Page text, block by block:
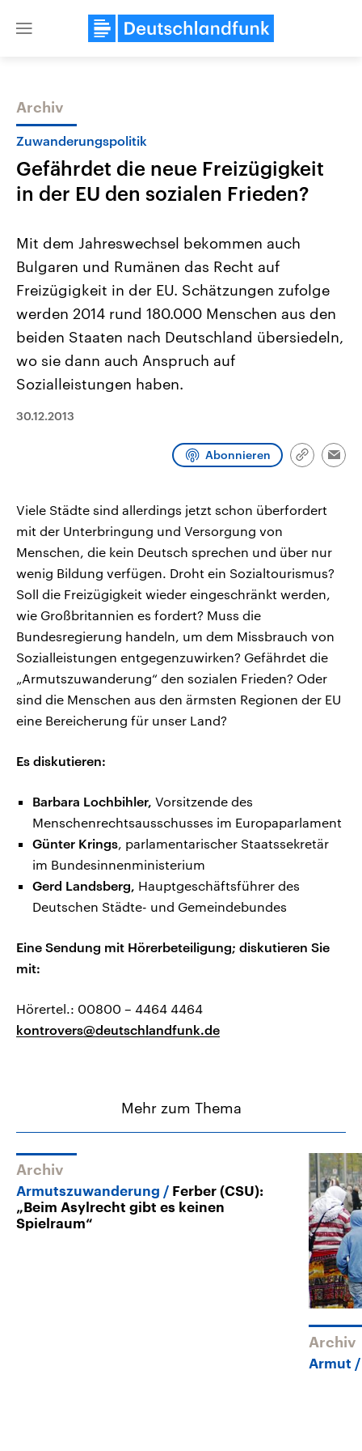
Close
Themen
Landtagswahl Sachsen-Anhalt
2026
Alle Informationen
Sachsen-Anhalt wählt am 6.
September 2026 einen neuen
Landtag. Seit 2021 wird das
Bundesland von einer Koalition aus
Umfragen, Prognosen,
und Hintergründe zu den Parteien
und Kandidaten der anstehenden
Aktuelle Beiträge,
Hintergründe
Wirtschaftlich und
gehören die Vereinigten
den mächtigsten Ländern
mit großem Einfluss auf
Sendungen
Archiv
Zuwanderungspolitik
Gefährdet die neue Freizügigkeit
in der EU den sozialen Frieden?
Mit dem Jahreswechsel bekommen auch
Bulgaren und Rumänen das Recht auf
Freizügigkeit in der EU. Schätzungen zufolge
werden 2014 rund 180.000 Menschen aus den
beiden Staaten nach Deutschland übersiedeln,
wo sie dann auch Anspruch auf
Sozialleistungen haben.
30.12.2013
Abonnieren
Link
Viele Städte sind allerdings jetzt schon überfordert
mit der Unterbringung und Versorgung von
Menschen, die kein Deutsch sprechen und über nur
wenig Bildung verfügen. Droht ein Sozialtourismus?
Soll die Freizügigkeit wieder eingeschränkt werden,
wie Großbritannien es fordert? Muss die
Bundesregierung handeln, um dem Missbrauch von
Sozialleistungen entgegenzuwirken? Gefährdet die
„Armutszuwanderung“ den sozialen Frieden? Oder
sind die Menschen aus den ärmsten Regionen der EU
eine Bereicherung für unser Land?
Es diskutieren:
Barbara Lochbihler, Vorsitzende des
Menschenrechtsausschusses im Europaparlament
Günter Krings, parlamentarischer Staatssekretär
im Bundesinnenministerium
Gerd Landsberg, Hauptgeschäftsführer des
Deutschen Städte- und Gemeindebundes
Eine Sendung mit Hörerbeteiligung; diskutieren Sie
mit:
Hörertel.: 00800 – 4464 4464
kontrovers@deutschlandfunk.de
Mehr zum Thema
Archiv
Armutszuwanderung
Ferber (CSU):
„Beim Asylrecht gibt es keinen
Spielraum“
Archiv
Armut